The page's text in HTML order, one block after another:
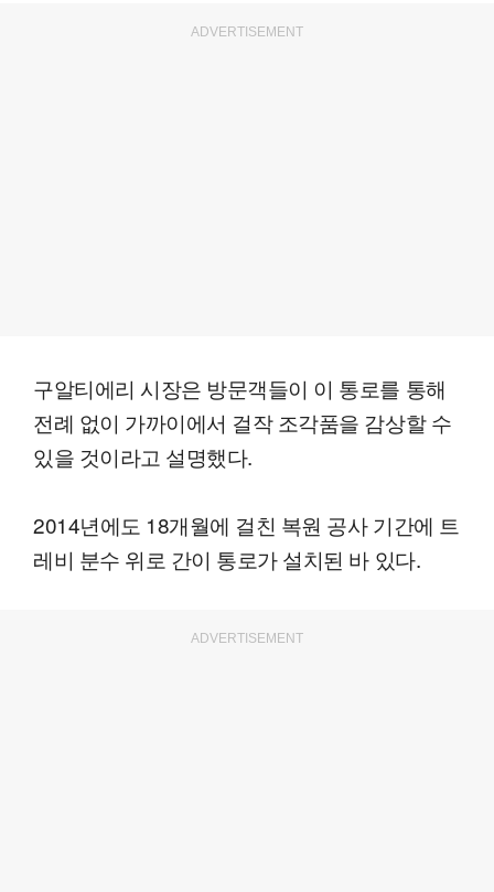
ADVERTISEMENT
구알티에리 시장은 방문객들이 이 통로를 통해
전례 없이 가까이에서 걸작 조각품을 감상할 수
있을 것이라고 설명했다.
2014년에도 18개월에 걸친 복원 공사 기간에 트
레비 분수 위로 간이 통로가 설치된 바 있다.
ADVERTISEMENT